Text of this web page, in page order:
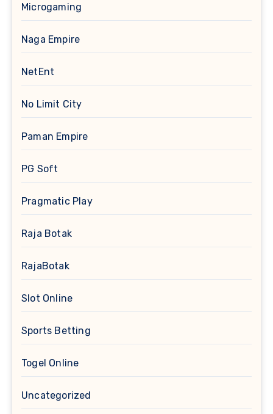
Microgaming
Naga Empire
NetEnt
No Limit City
Paman Empire
PG Soft
Pragmatic Play
Raja Botak
RajaBotak
Slot Online
Sports Betting
Togel Online
Uncategorized